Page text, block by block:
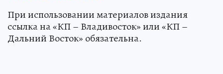
При использовании материалов издания
ссылка на «КП – Владивосток» или «КП –
Дальний Восток» обязательна.